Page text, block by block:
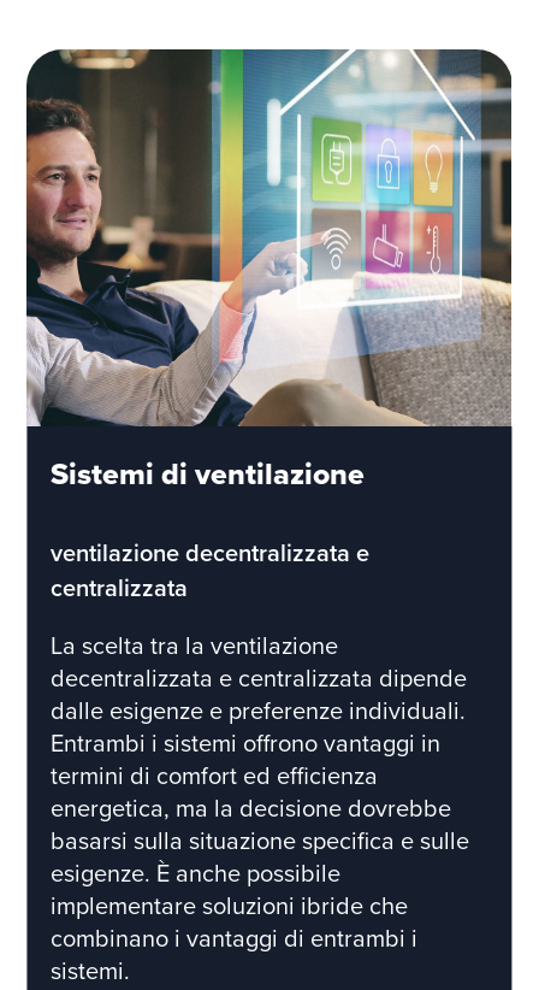
Sistemi di ventilazione
ventilazione decentralizzata e
centralizzata
La scelta tra la ventilazione
decentralizzata e centralizzata dipende
dalle esigenze e preferenze individuali.
Entrambi i sistemi offrono vantaggi in
termini di comfort ed efficienza
energetica, ma la decisione dovrebbe
basarsi sulla situazione specifica e sulle
esigenze. È anche possibile
implementare soluzioni ibride che
combinano i vantaggi di entrambi i
sistemi.